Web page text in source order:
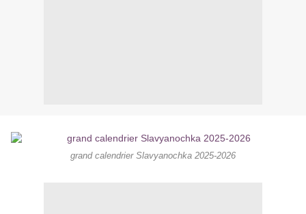
grand calendrier Slavyanochka 2025-2026